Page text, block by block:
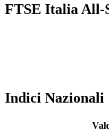
FTSE Italia All-
Indici Nazionali